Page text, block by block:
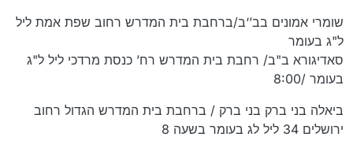
שומרי אמונים בב’‘ב/ברחבת בית המדרש רחוב שפת אמת ליל
ל"ג בעומר
סאדיגורא ב"ב/ רחבת בית המדרש רח’ כנסת מרדכי ליל ל"ג
בעומר /8:00
ביאלה בני ברק בני ברק / ברחבת בית המדרש הגדול רחוב
ירושלים 34 ליל לג בעומר בשעה 8